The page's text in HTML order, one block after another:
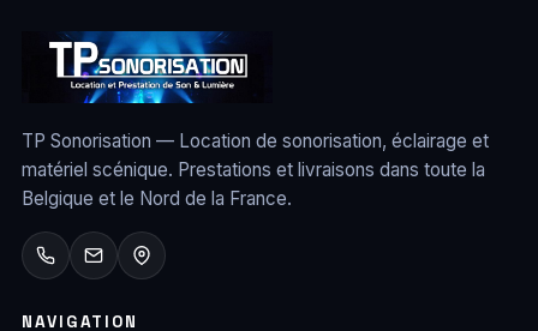
a
g
n
a
t
TP Sonorisation — Location de sonorisation, éclairage et
matériel scénique. Prestations et livraisons dans toute la
Belgique et le Nord de la France.
NAVIGATION